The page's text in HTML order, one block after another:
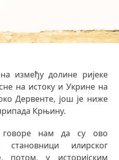
између долине ријеке
на истоку и Укрине на
Дервенте, још је ниже
Крњину.
говоре нам да су ово
становници илирског
потом, у историјским